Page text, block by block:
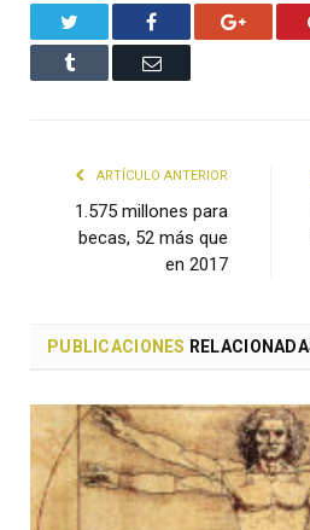
Facebook
Tumblr Email
ARTÍCULO ANTERIOR
1.575 millones para
becas, 52 más que
en 2017
PUBLICACIONES